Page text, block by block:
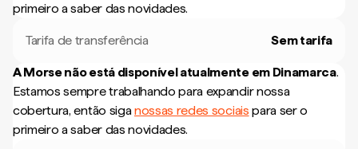
primeiro a saber das novidades.
Tarifa de transferência Sem tarifa
A Morse não está disponível atualmente em Dinamarca.
Estamos sempre trabalhando para expandir nossa
cobertura, então siganossas redes sociais para ser o
primeiro a saber das novidades.